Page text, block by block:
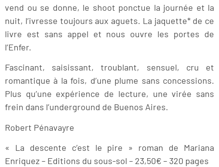
vend ou se donne, le shoot ponctue la journée et la
nuit, l’ivresse toujours aux aguets. La jaquette* de ce
livre est sans appel et nous ouvre les portes de
l’Enfer.
Fascinant, saisissant, troublant, sensuel, cru et
romantique à la fois, d’une plume sans concessions.
Plus qu’une expérience de lecture, une virée sans
frein dans l’underground de Buenos Aires.
Robert Pénavayre
« La descente c’est le pire » roman de Mariana
Enriquez – Editions du sous-sol – 23,50€ – 320 pages